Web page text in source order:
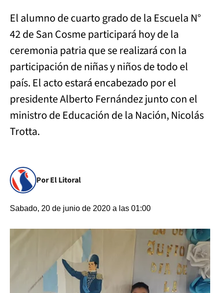
El alumno de cuarto grado de la Escuela N°
42 de San Cosme participará hoy de la
ceremonia patria que se realizará con la
participación de niñas y niños de todo el
país. El acto estará encabezado por el
presidente Alberto Fernández junto con el
ministro de Educación de la Nación, Nicolás
Trotta.
Por El Litoral
Sabado, 20 de junio de 2020 a las 01:00